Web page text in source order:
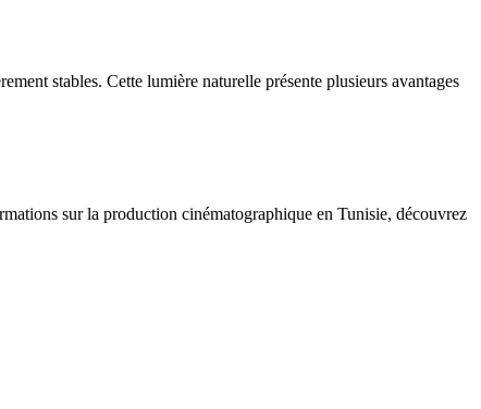
stables. Cette lumière naturelle présente plusieurs avantages
sur la production cinématographique en Tunisie, découvrez